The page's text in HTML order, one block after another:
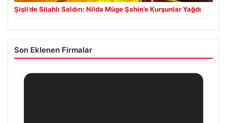
Şişli’de Silahlı Saldırı: Nilda Müge Şahin’e Kurşunlar Yağdı
Son Eklenen Firmalar